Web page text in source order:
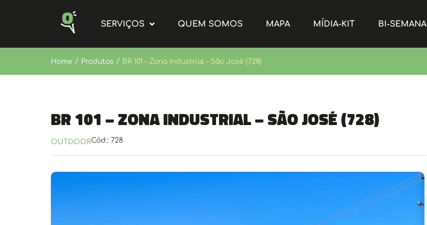
SERVIÇOS QUEM SOMOS MAPA MÍDIA-KIT BI-SEMANA
Home / Produtos / BR 101 – Zona Industrial – São José (728)
BR 101 – Zona Industrial – São José (728)
OUTDOORCód.: 728